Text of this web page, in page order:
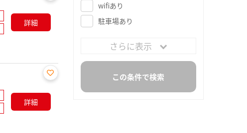
に入
り登
詳細
に入
り登
詳細
wifiあり
駐車場あり
さらに表示